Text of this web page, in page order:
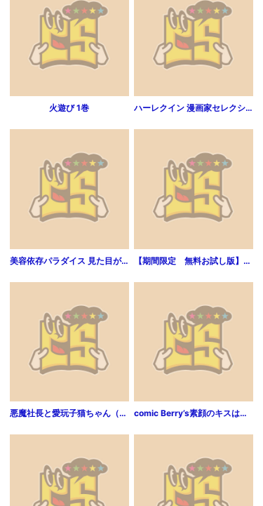
火遊び 1巻 ハーレクイン 漫画家セレクション vol.114
美容依存パラダイス 見た目がすべて（１）【期間限定 無料お試し版】 【期間限定 無料お試し版】関根くんの恋 1巻
悪魔社長と愛玩子猫ちゃん（分冊版） 【第1話】 comic Berry’s素顔のキスは残業後に1巻